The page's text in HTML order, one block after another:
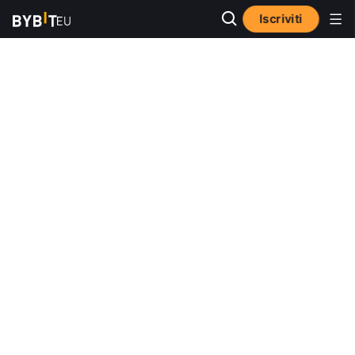
Iscriviti